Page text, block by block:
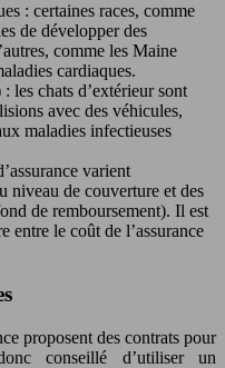
: certaines races, comme
de développer des
comme les Maine
cardiaques.
les chats d’extérieur sont
avec des véhicules,
maladies infectieuses
varient
niveau de couverture et des
de remboursement). Il est
entre le coût de l’assurance
proposent des contrats pour
conseillé d’utiliser un